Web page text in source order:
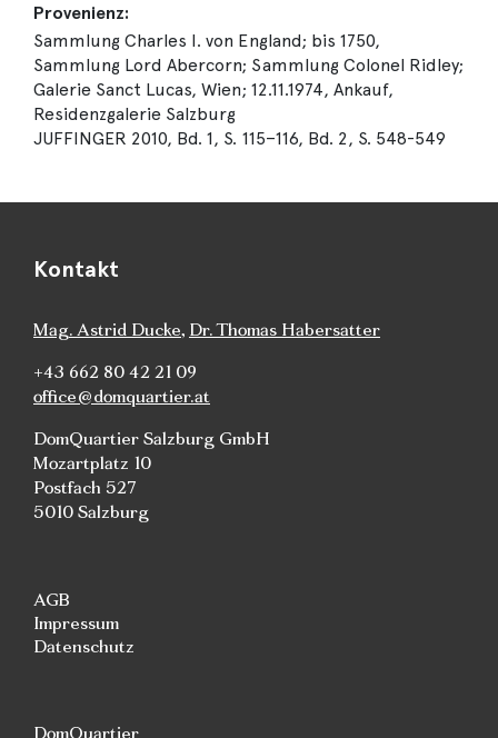
Provenienz:
Sammlung Charles I. von England; bis 1750,
Sammlung Lord Abercorn; Sammlung Colonel Ridley;
Galerie Sanct Lucas, Wien; 12.11.1974, Ankauf,
Residenzgalerie Salzburg
JUFFINGER 2010, Bd. 1, S. 115–116, Bd. 2, S. 548-549
Kontakt
Mag. Astrid Ducke, Dr. Thomas Habersatter
+43 662 80 42 21 09
office@domquartier.at
DomQuartier Salzburg GmbH
Mozartplatz 10
Postfach 527
5010 Salzburg
AGB
Impressum
Datenschutz
DomQuartier